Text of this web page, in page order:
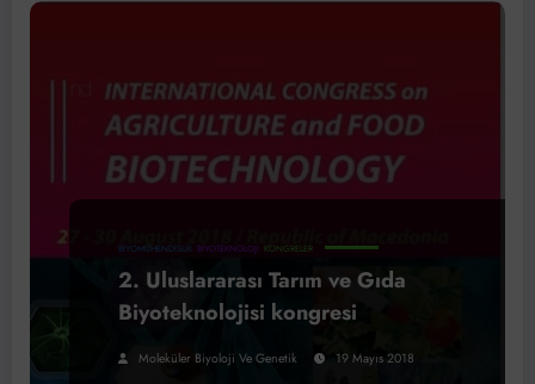
BIYOMÜHENDISLIK BIYOTEKNOLOJI KONGRELER
2. Uluslararası Tarım ve Gıda
Biyoteknolojisi kongresi
Moleküler Biyoloji Ve Genetik 19 Mayıs 2018